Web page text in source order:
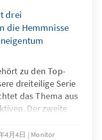
drei
die Hemmnisse
zu den Top-
dreiteilige Serie
das Thema aus
Der zweite
Modernisierung
4月4日 Monitor